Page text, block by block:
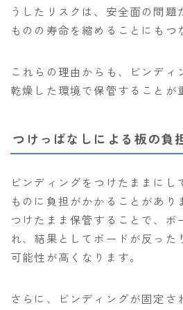
うしたリスクは、安全面の問題
ものの寿命を縮めることにもつ
これらの理由からも、ビンディ
乾燥した環境で保管することが
つけっぱなしによる板の負
ビンディングをつけたままにし
ものに負担がかかることがあり
つけたまま保管することで、ボ
れ、結果としてボードが反った
可能性が高くなります。
さらに、ビンディングが固定さ